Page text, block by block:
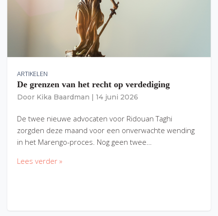
ARTIKELEN
De grenzen van het recht op verdediging
Door Kika Baardman 14 juni 2026
De twee nieuwe advocaten voor Ridouan Taghi
zorgden deze maand voor een onverwachte wending
in het Marengo-proces. Nog geen twee…
Lees verder »